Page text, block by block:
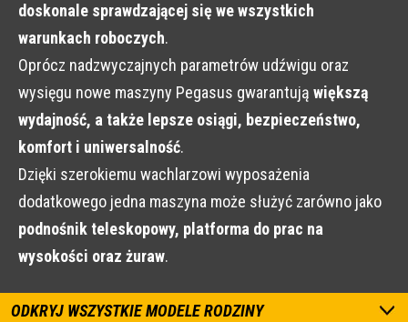
doskonale sprawdzającej się we wszystkich
warunkach roboczych.
Oprócz nadzwyczajnych parametrów udźwigu oraz
wysięgu nowe maszyny Pegasus gwarantują większą
wydajność, a także lepsze osiągi, bezpieczeństwo,
komfort i uniwersalność.
Dzięki szerokiemu wachlarzowi wyposażenia
dodatkowego jedna maszyna może służyć zarówno jako
podnośnik teleskopowy, platforma do prac na
wysokości oraz żuraw.
ODKRYJ WSZYSTKIE MODELE RODZINY